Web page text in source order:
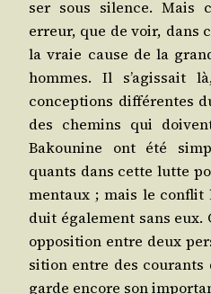
ser sous silence. Mais
erreur, que de voir, dans
la vraie cause de la
hommes. Il s’agissait
concep­tions dif­fé­rentes
des che­mins qui
Bakou­nine ont été
quants dans cette lutte
men­taux ; mais le
duit éga­le­ment sans eux.
oppo­si­tion entre deux
si­tion entre des cou­rants
garde encore son